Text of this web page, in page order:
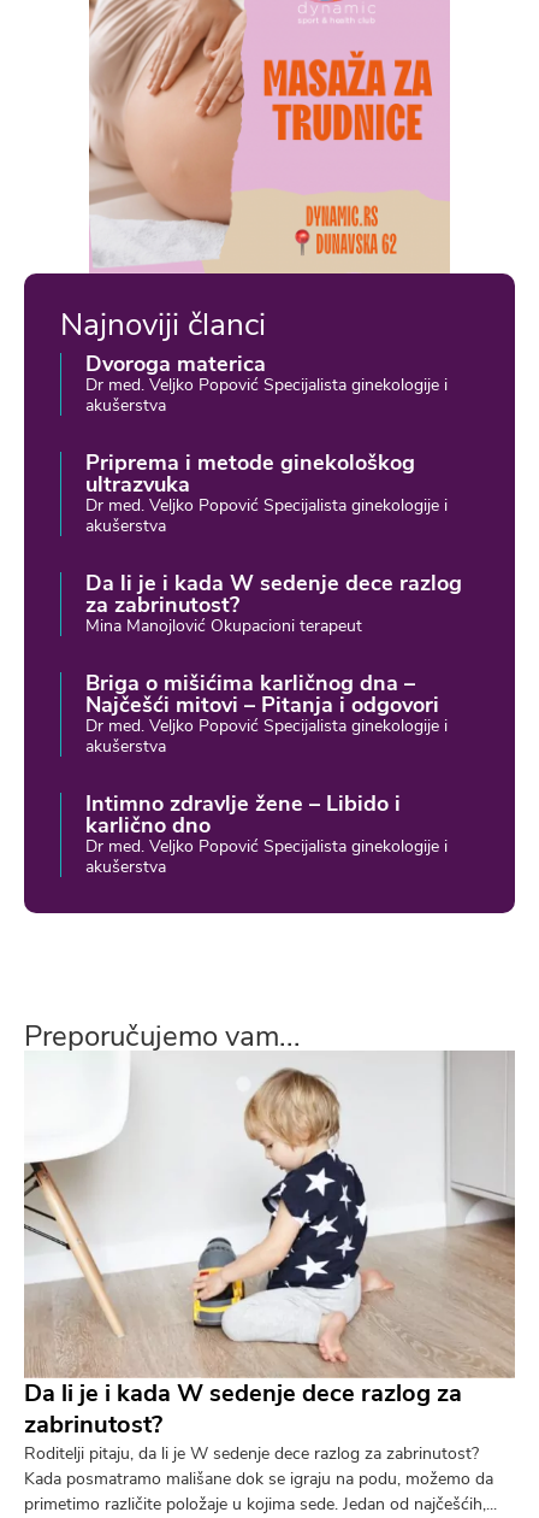
Najnoviji članci
Dvoroga materica
Dr med. Veljko Popović Specijalista ginekologije i
akušerstva
Priprema i metode ginekološkog
ultrazvuka
Dr med. Veljko Popović Specijalista ginekologije i
akušerstva
Da li je i kada W sedenje dece razlog
za zabrinutost?
Mina Manojlović Okupacioni terapeut
Briga o mišićima karličnog dna –
Najčešći mitovi – Pitanja i odgovori
Dr med. Veljko Popović Specijalista ginekologije i
akušerstva
Intimno zdravlje žene – Libido i
karlično dno
Dr med. Veljko Popović Specijalista ginekologije i
akušerstva
Preporučujemo vam...
Da li je i kada W sedenje dece razlog za
zabrinutost?
Roditelji pitaju, da li je W sedenje dece razlog za zabrinutost?
Kada posmatramo mališane dok se igraju na podu, možemo da
primetimo različite položaje u kojima sede. Jedan od najčešćih,...